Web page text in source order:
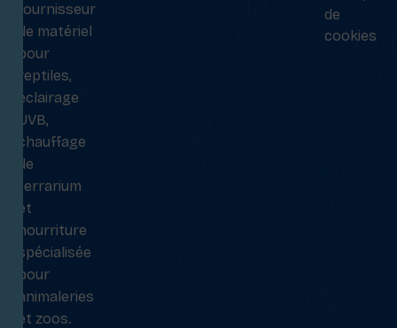
fournisseur
de matériel
pour
reptiles,
éclairage
UVB,
chauffage
de
terrarium
et
nourriture
spécialisée
pour
animaleries
et zoos.
de
cookies